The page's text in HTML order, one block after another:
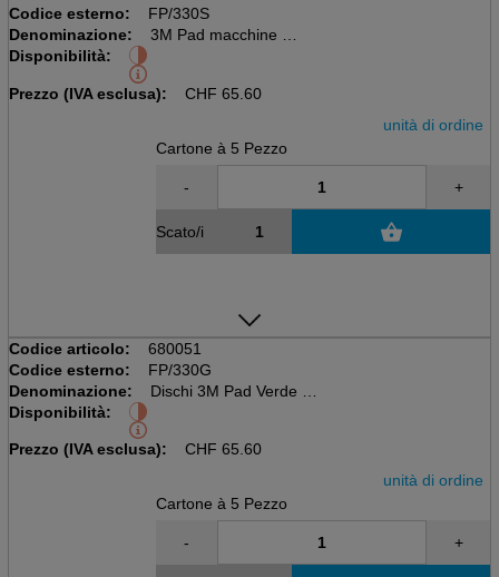
Codice esterno:
FP/330S
Denominazione:
3M Pad macchine 13"
Disponibilità:
Prezzo (IVA esclusa): CHF 65.60
unità di ordine
Cartone à 5 Pezzo
- +
Scato/i
Codice articolo:
680051
Codice esterno:
FP/330G
Denominazione:
Dischi 3M Pad Verde 13'
Disponibilità:
Prezzo (IVA esclusa): CHF 65.60
unità di ordine
Cartone à 5 Pezzo
- +